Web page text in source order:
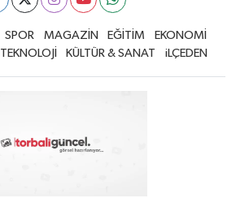
SPOR MAGAZİN EĞİTİM
EKONOMİ
TEKNOLOJİ KÜLTÜR & SANAT iLÇEDEN